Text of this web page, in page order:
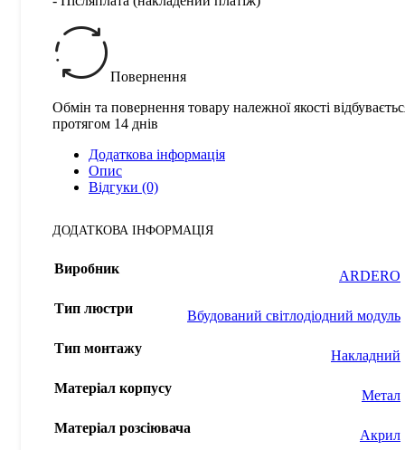
Повернення
Обмін та повернення товару належної якості
протягом 14 днів
Додаткова інформація
Опис
Відгуки (0)
ДОДАТКОВА ІНФОРМАЦІЯ
Виробник ARDERO
Тип люстри Вбудований світлодіодний модуль
Тип монтажу Накладний
Матеріал корпусу Метал
Матеріал розсіювача Акрил